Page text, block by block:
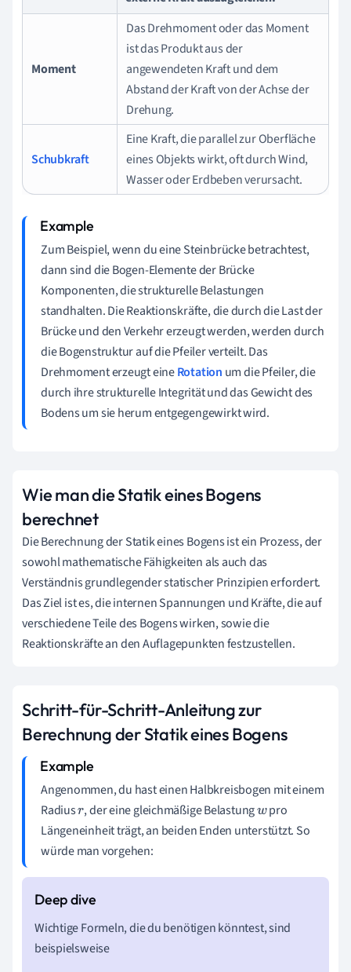
Moment
Das Drehmoment oder das Moment
ist das Produkt aus der
angewendeten Kraft und dem
Abstand der Kraft von der Achse der
Drehung.
Schubkraft
Eine Kraft, die parallel zur Oberfläche
eines Objekts wirkt, oft durch Wind,
Wasser oder Erdbeben verursacht.
Zum Beispiel, wenn du eine Steinbrücke betrachtest,
dann sind die Bogen-Elemente der Brücke
Komponenten, die strukturelle Belastungen
standhalten. Die Reaktionskräfte, die durch die Last der
Brücke und den Verkehr erzeugt werden, werden durch
die Bogenstruktur auf die Pfeiler verteilt. Das
Drehmoment erzeugt eineRotation um die Pfeiler, die
durch ihre strukturelle Integrität und das Gewicht des
Bodens um sie herum entgegengewirkt wird.
Wie man die Statik eines Bogens
berechnet
Die Berechnung der Statik eines Bogens ist ein Prozess, der
sowohl mathematische Fähigkeiten als auch das
Verständnis grundlegender statischer Prinzipien erfordert.
Das Ziel ist es, die internen Spannungen und Kräfte, die auf
verschiedene Teile des Bogens wirken, sowie die
Reaktionskräfte an den Auflagepunkten festzustellen.
Schritt-für-Schritt-Anleitung zur
Berechnung der Statik eines Bogens
Angenommen, du hast einen Halbkreisbogen mit einem
Radiusr, der eine gleichmäßige Belastungwpro
Längeneinheit trägt, an beiden Enden unterstützt. So
würde man vorgehen:
Wichtige Formeln, die du benötigen könntest, sind
beispielsweise